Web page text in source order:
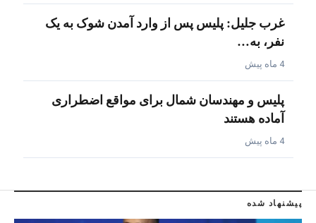
غرب جلیل: پلیس پس از وارد آمدن شوک به یک
نفر، به…
4 ماه پیش
پلیس و مهندسان شمال برای مواقع اضطراری
آماده هستند
4 ماه پیش
پیشنهاد شده